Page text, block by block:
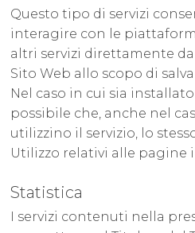
Questo tipo di servizi
interagire con le
altri servizi direttamente
Sito Web allo scopo di
Nel caso in cui sia
possibile che, anche nel
utilizzino il servizio, lo
Utilizzo relativi alle pagine
Statistica
I servizi contenuti nella